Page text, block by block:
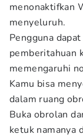
menonaktifkan
menyeluruh.
Pengguna
pemberitahuan
memengaruhi
Kamu bisa
dalam ruang
Buka obrolan
ketuk namanya